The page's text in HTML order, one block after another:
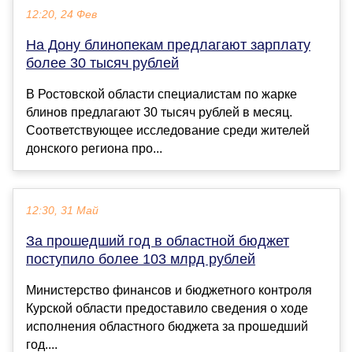
12:20, 24 Фев
На Дону блинопекам предлагают зарплату
более 30 тысяч рублей
В Ростовской области специалистам по жарке
блинов предлагают 30 тысяч рублей в месяц.
Соответствующее исследование среди жителей
донского региона про...
12:30, 31 Май
За прошедший год в областной бюджет
поступило более 103 млрд рублей
Министерство финансов и бюджетного контроля
Курской области предоставило сведения о ходе
исполнения областного бюджета за прошедший
год....